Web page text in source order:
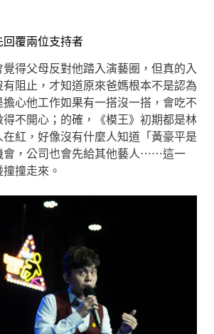
覆兩位支持者
得父母反對他踏入演藝圈，但真的入
阻止，才知道原來爸媽根本不是認為
心他工作如果有一搭沒一搭，會吃不
不開心；的確，《模王》初期都是林
紅，好像沒有什麼人知道「黃豪平是
會，公司也會先給其他藝人⋯⋯這一
撞走來。